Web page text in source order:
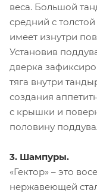
веса. Большой
средний с
имеет изнутри
Установив
дверка
тяга внутри
создания
с крышки и
половину
3. Шампуры.
«Гектор» – это
нержавеющей